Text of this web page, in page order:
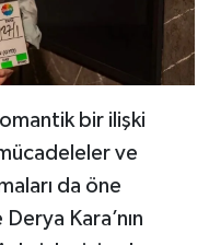
bir ilişki
ve
da öne
Kara’nın